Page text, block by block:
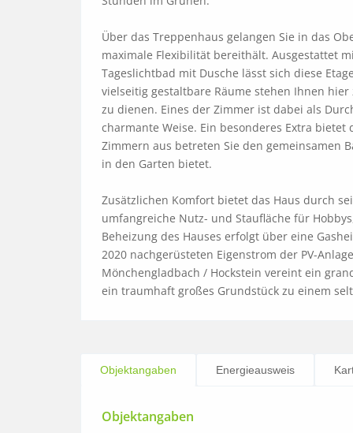
Über das Treppenhaus gelangen Sie in das
maximale Flexibilität bereithält. Ausgestattet
Tageslichtbad mit Dusche lässt sich diese
vielseitig gestaltbare Räume stehen Ihnen
zu dienen. Eines der Zimmer ist dabei als
charmante Weise. Ein besonderes Extra
Zimmern aus betreten Sie den gemeinsamen
in den Garten bietet.
Zusätzlichen Komfort bietet das Haus durch
umfangreiche Nutz- und Staufläche für
Beheizung des Hauses erfolgt über eine
2020 nachgerüsteten Eigenstrom der PV-
Mönchengladbach / Hockstein vereint ein
ein traumhaft großes Grundstück zu einem
Objektangaben Energieausweis
Objektangaben